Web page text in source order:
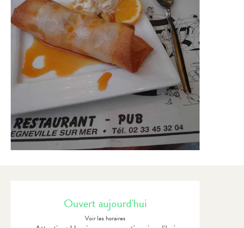
Ouverture et coordonnées
Ouvert aujourd'hui
Voir les horaires